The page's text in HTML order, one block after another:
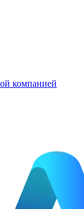
компанией